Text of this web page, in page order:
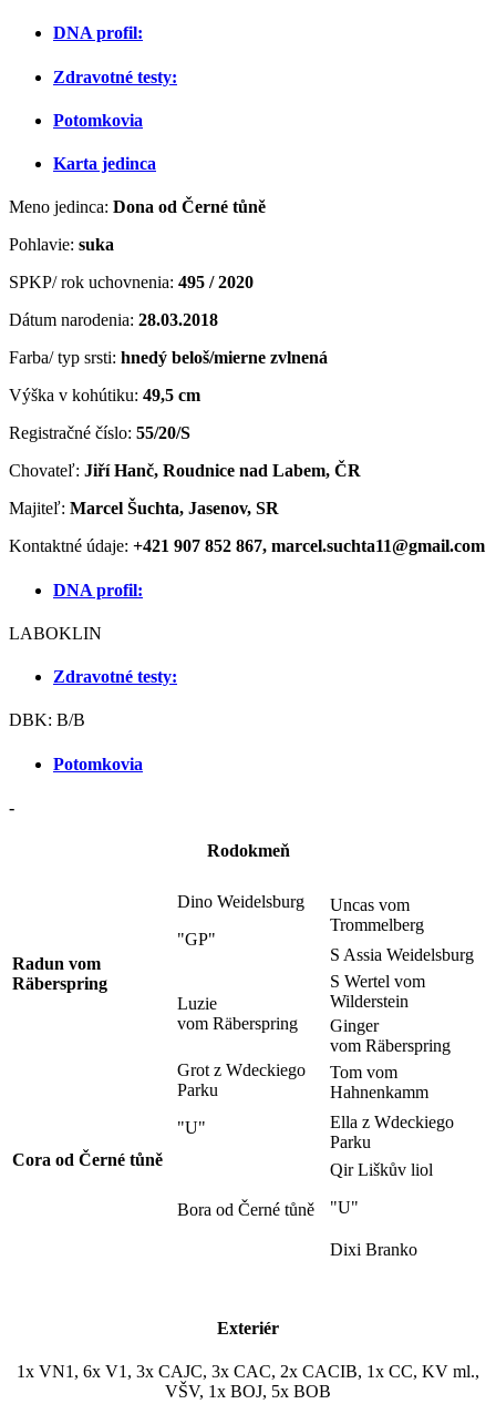
DNA profil:
Zdravotné testy:
Potomkovia
Karta jedinca
Meno jedinca: Dona od Černé tůně
Pohlavie: suka
SPKP/ rok uchovnenia: 495 / 2020
Dátum narodenia: 28.03.2018
Farba/ typ srsti: hnedý beloš/mierne zvlnená
Výška v kohútiku: 49,5 cm
Registračné číslo: 55/20/S
Chovateľ: Jiří Hanč, Roudnice nad Labem, ČR
Majiteľ: Marcel Šuchta, Jasenov, SR
Kontaktné údaje: +421 907 852 867, marcel.suchta11@gmail.com
DNA profil:
LABOKLIN
Zdravotné testy:
DBK: B/B
Potomkovia
-
Rodokmeň
Radun vom
Räberspring
Dino Weidelsburg
"GP"
Uncas vom
Trommelberg
S Assia Weidelsburg
Luzie
vom Räberspring
S Wertel vom
Wilderstein
Ginger
vom Räberspring
Cora od Černé tůně
Grot z Wdeckiego
Parku
"U"
Tom vom
Hahnenkamm
Ella z Wdeckiego
Parku
Bora od Černé tůně
Qir Liškův liol
"U"
Dixi Branko
Exteriér
1x VN1, 6x V1, 3x CAJC, 3x CAC, 2x CACIB, 1x CC, KV ml.,
VŠV, 1x BOJ, 5x BOB